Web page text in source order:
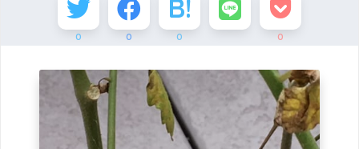
0 0 0 0